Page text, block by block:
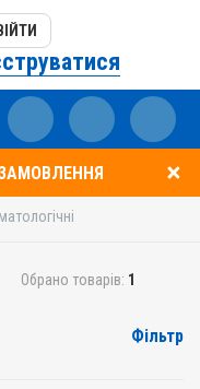
Обрано товарів: 1
Фільтр